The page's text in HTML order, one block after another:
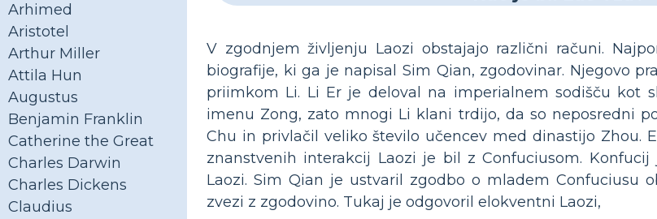
Arhimed
Aristotel
Arthur Miller
Attila Hun
Augustus
Benjamin Franklin
Catherine the Great
Charles Darwin
Charles Dickens
Claudius
V zgodnjem življenju Laozi obstajajo različni računi.
biografije, ki ga je napisal Sim Qian, zgodovinar. Njegovo
priimkom Li. Li Er je deloval na imperialnem sodišču kot
imenu Zong, zato mnogi Li klani trdijo, da so neposredni
Chu in privlačil veliko število učencev med dinastijo Zhou.
znanstvenih interakcij Laozi je bil z Confuciusom.
Laozi. Sim Qian je ustvaril zgodbo o mladem Confuciusu
zvezi z zgodovino. Tukaj je odgovoril elokventni Laozi,